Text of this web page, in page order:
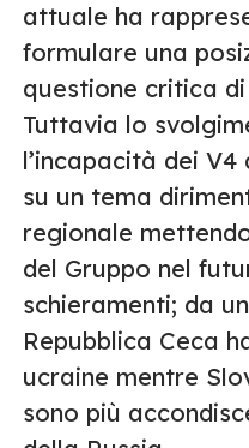
attuale ha
formulare una
questione critica
Tuttavia lo
l’incapacità dei
su un tema
regionale
del Gruppo nel
schieramenti; da
Repubblica Ceca
ucraine mentre
sono più